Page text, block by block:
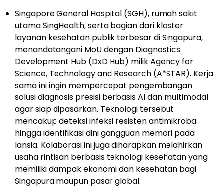
Singapore General Hospital (SGH), rumah sakit
utama SingHealth, serta bagian dari klaster
layanan kesehatan publik terbesar di Singapura,
menandatangani MoU dengan Diagnostics
Development Hub (DxD Hub) milik Agency for
Science, Technology and Research (A*STAR). Kerja
sama ini ingin mempercepat pengembangan
solusi diagnosis presisi berbasis AI dan multimodal
agar siap dipasarkan. Teknologi tersebut
mencakup deteksi infeksi resisten antimikroba
hingga identifikasi dini gangguan memori pada
lansia. Kolaborasi ini juga diharapkan melahirkan
usaha rintisan berbasis teknologi kesehatan yang
memiliki dampak ekonomi dan kesehatan bagi
Singapura maupun pasar global.